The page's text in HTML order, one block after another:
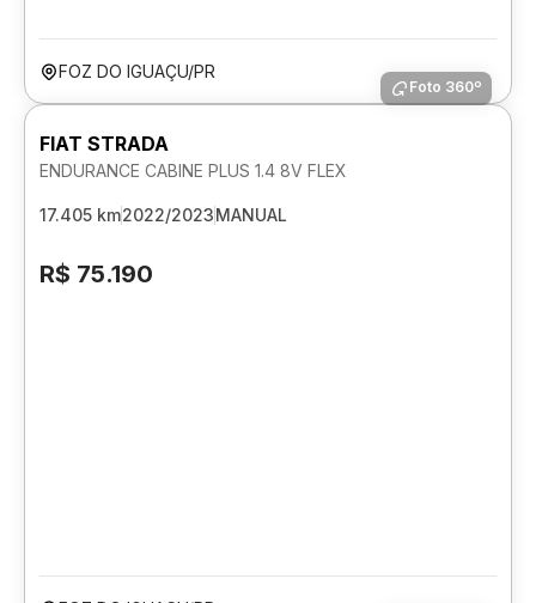
FOZ DO IGUAÇU/PR
Foto 360º
FIAT STRADA
ENDURANCE CABINE PLUS 1.4 8V FLEX
17.405 km2022/2023MANUAL
R$ 75.190